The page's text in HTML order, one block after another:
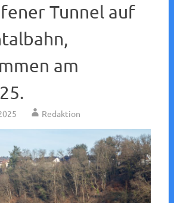
Tunnel auf
am
Redaktion